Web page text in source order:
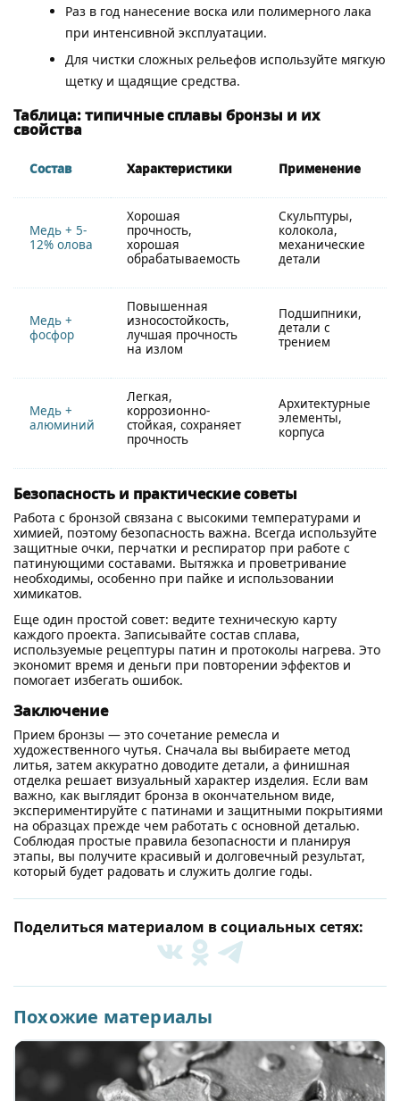
Раз в год нанесение воска или полимерного лака
при интенсивной эксплуатации.
Для чистки сложных рельефов используйте мягкую
щетку и щадящие средства.
Таблица: типичные сплавы бронзы и их
свойства
Состав Характеристики Применение
Медь + 5-
12% олова
Хорошая
прочность,
хорошая
обрабатываемость
Скульптуры,
колокола,
механические
детали
Медь +
фосфор
Повышенная
износостойкость,
лучшая прочность
на излом
Подшипники,
детали с
трением
Медь +
алюминий
Легкая,
коррозионно-
стойкая, сохраняет
прочность
Архитектурные
элементы,
корпуса
Безопасность и практические советы
Работа с бронзой связана с высокими температурами и
химией, поэтому безопасность важна. Всегда используйте
защитные очки, перчатки и респиратор при работе с
патинующими составами. Вытяжка и проветривание
необходимы, особенно при пайке и использовании
химикатов.
Еще один простой совет: ведите техническую карту
каждого проекта. Записывайте состав сплава,
используемые рецептуры патин и протоколы нагрева. Это
экономит время и деньги при повторении эффектов и
помогает избегать ошибок.
Заключение
Прием бронзы — это сочетание ремесла и
художественного чутья. Сначала вы выбираете метод
литья, затем аккуратно доводите детали, а финишная
отделка решает визуальный характер изделия. Если вам
важно, как выглядит бронза в окончательном виде,
экспериментируйте с патинами и защитными покрытиями
на образцах прежде чем работать с основной деталью.
Соблюдая простые правила безопасности и планируя
этапы, вы получите красивый и долговечный результат,
который будет радовать и служить долгие годы.
Поделиться материалом в социальных сетях:
Похожие материалы